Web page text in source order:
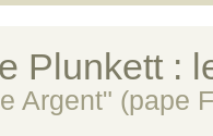
Plunkett :
Argent" (pape